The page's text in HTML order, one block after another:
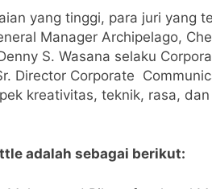
yang tinggi, para juri yang
Manager Archipelago,
S. Wasana selaku
Director Corporate
kreativitas, teknik, rasa,
adalah sebagai berikut: